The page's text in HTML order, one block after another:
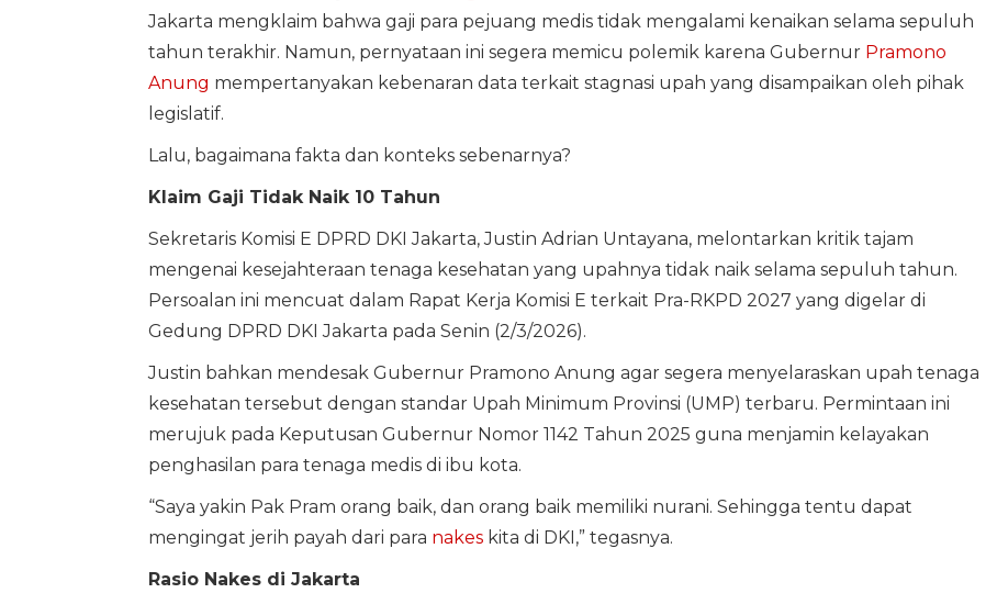
Jakarta mengklaim bahwa gaji para pejuang medis tidak mengalami kenaikan selama sepuluh
tahun terakhir. Namun, pernyataan ini segera memicu polemik karena Gubernur Pramono
Anung mempertanyakan kebenaran data terkait stagnasi upah yang disampaikan oleh pihak
legislatif.
Lalu, bagaimana fakta dan konteks sebenarnya?
Klaim Gaji Tidak Naik 10 Tahun
Sekretaris Komisi E DPRD DKI Jakarta, Justin Adrian Untayana, melontarkan kritik tajam
mengenai kesejahteraan tenaga kesehatan yang upahnya tidak naik selama sepuluh tahun.
Persoalan ini mencuat dalam Rapat Kerja Komisi E terkait Pra-RKPD 2027 yang digelar di
Gedung DPRD DKI Jakarta pada Senin (2/3/2026).
Justin bahkan mendesak Gubernur Pramono Anung agar segera menyelaraskan upah tenaga
kesehatan tersebut dengan standar Upah Minimum Provinsi (UMP) terbaru. Permintaan ini
merujuk pada Keputusan Gubernur Nomor 1142 Tahun 2025 guna menjamin kelayakan
penghasilan para tenaga medis di ibu kota.
“Saya yakin Pak Pram orang baik, dan orang baik memiliki nurani. Sehingga tentu dapat
mengingat jerih payah dari para nakeskita di DKI,” tegasnya.
Rasio Nakes di Jakarta